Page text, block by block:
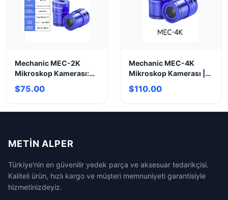
Mechanic MEC-2K
Mikroskop Kamerası:
2K Ultra HD
Görüntüleme
$75.00
Mechanic MEC-4K
Mikroskop Kamerası |
Ultra HD 4K
Görüntüleme
$110.00
METIN ALPER
Türkiye'nin en güvenilir yedek parça ve aksesuar tedarikçisi.
Kaliteli ürün, hızlı kargo ve müşteri memnuniyeti garantisiyle
hizmetinizdeyiz.